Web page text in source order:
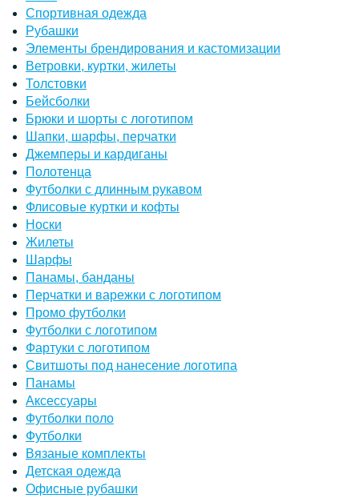
Спортивная одежда
Рубашки
Элементы брендирования и кастомизации
Ветровки, куртки, жилеты
Толстовки
Бейсболки
Брюки и шорты с логотипом
Шапки, шарфы, перчатки
Джемперы и кардиганы
Полотенца
Футболки с длинным рукавом
Флисовые куртки и кофты
Носки
Жилеты
Шарфы
Панамы, банданы
Перчатки и варежки с логотипом
Промо футболки
Футболки с логотипом
Фартуки с логотипом
Свитшоты под нанесение логотипа
Панамы
Аксессуары
Футболки поло
Футболки
Вязаные комплекты
Детская одежда
Офисные рубашки